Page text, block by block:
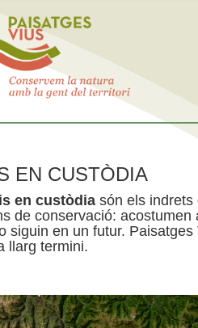
EN CUSTÒDIA
en custòdia són els indrets
de conservació:
siguin en un futur.
llarg termini.